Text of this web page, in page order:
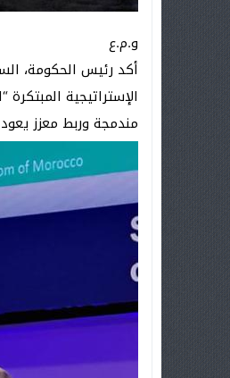
و.م.ع
أكد رئيس الحكومة،
الإستراتيجية
مندمجة وربط معزز